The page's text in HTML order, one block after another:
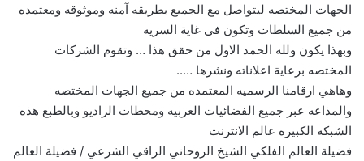
الجهات المختصه ليتواصل مع الجميع بطريقه آمنه وموثوقه ومعتمده
من جميع السلطات وتكون فى غاية السريه
وبهذا يكون ولله الحمد الاول من حقق هذا … وتقوم الشركات
المختصه برعاية اعلاناته ونشرها …..
وهاهي ارقامنا الرسميه المعتمده من جميع الجهات المختصه
والمذاعه عبر جميع الفضائيات العربيه ومحطات الراديو وبالطبع هذه
الشبكه الكبيره عالم الانترنت
فضيلة العالم الفلكي الشيخ الروحاني الراقي الشرعي / فضيلة العالم